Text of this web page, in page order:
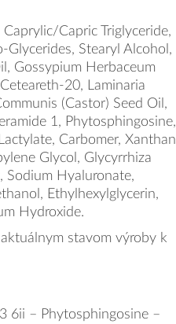
Capric Triglyceride,
Glycerides, Stearyl Alcohol,
Gossypium Herbaceum
20, Laminaria
(Castor) Seed Oil,
1, Phytosphingosine,
Carbomer, Xanthan
Glycol, Glycyrrhiza
Sodium Hyaluronate,
Ethylhexylglycerin,
Hydroxide.
stavom výroby k
6ii – Phytosphingosine –